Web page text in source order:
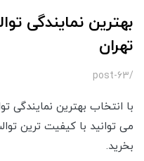
بهترین نمایندگی
تهران
/post-63
با انتخاب بهترین نمایندگی
می توانید با کیفیت ترین
بخرید.